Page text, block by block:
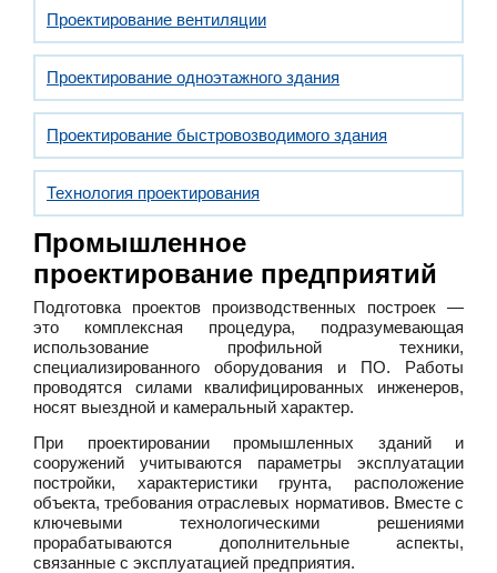
Проектирование вентиляции
Проектирование одноэтажного здания
Проектирование быстровозводимого здания
Технология проектирования
Промышленное
проектирование предприятий
Подготовка проектов производственных построек —
это комплексная процедура, подразумевающая
использование профильной техники,
специализированного оборудования и ПО. Работы
проводятся силами квалифицированных инженеров,
носят выездной и камеральный характер.
При проектировании промышленных зданий и
сооружений учитываются параметры эксплуатации
постройки, характеристики грунта, расположение
объекта, требования отраслевых нормативов. Вместе с
ключевыми технологическими решениями
прорабатываются дополнительные аспекты,
связанные с эксплуатацией предприятия.